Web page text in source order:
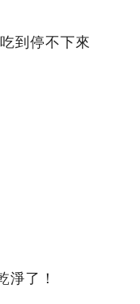
到停不下來
淨了！